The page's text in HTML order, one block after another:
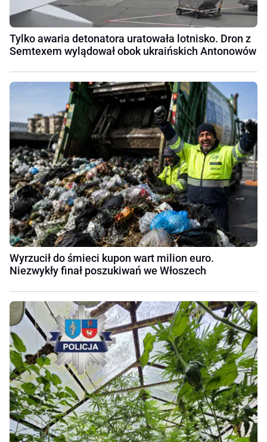
Tylko awaria detonatora uratowała lotnisko. Dron z
Semtexem wylądował obok ukraińskich Antonowów
Wyrzucił do śmieci kupon wart milion euro.
Niezwykły finał poszukiwań we Włoszech